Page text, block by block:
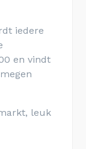
iedere
en vindt
leuk